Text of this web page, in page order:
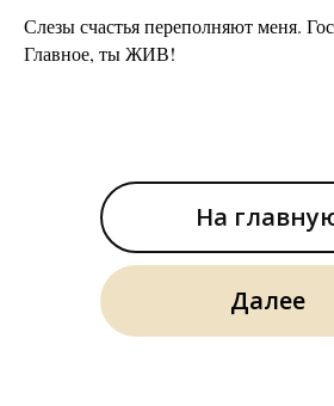
Слезы счастья переполняют меня.
Главное, ты ЖИВ!
На
Далее